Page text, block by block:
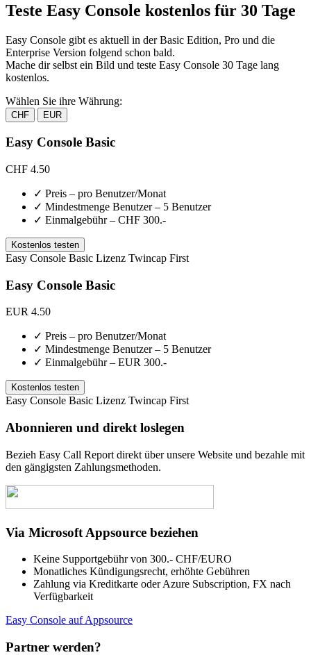
Teste Easy Console kostenlos für 30 Tage
Easy Console gibt es aktuell in der Basic Edition, Pro und die
Enterprise Version folgend schon bald.
Mache dir selbst ein Bild und teste Easy Console 30 Tage lang
kostenlos.
Wählen Sie ihre Währung:
CHF EUR
Easy Console Basic
CHF 4.50
✓ Preis – pro Benutzer/Monat
✓ Mindestmenge Benutzer – 5 Benutzer
✓ Einmalgebühr – CHF 300.-
Kostenlos testen
Easy Console Basic Lizenz Twincap First
Easy Console Basic
EUR 4.50
✓ Preis – pro Benutzer/Monat
✓ Mindestmenge Benutzer – 5 Benutzer
✓ Einmalgebühr – EUR 300.-
Kostenlos testen
Easy Console Basic Lizenz Twincap First
Abonnieren und direkt loslegen
Bezieh Easy Call Report direkt über unsere Website und bezahle mit
den gängigsten Zahlungsmethoden.
Via Microsoft Appsource beziehen
Keine Supportgebühr von 300.- CHF/EURO
Monatliches Kündigungsrecht, erhöhte Gebühren
Zahlung via Kreditkarte oder Azure Subscription, FX nach
Verfügbarkeit
Easy Console auf Appsource
Partner werden?